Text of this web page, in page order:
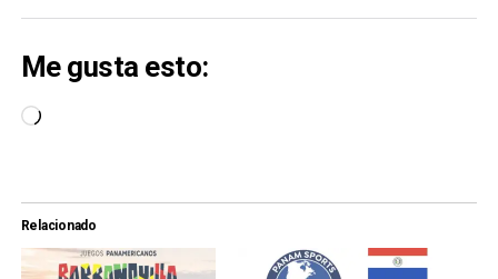
Me gusta esto:
Cargando...
Relacionado